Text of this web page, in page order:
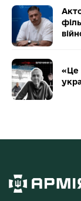
«Це